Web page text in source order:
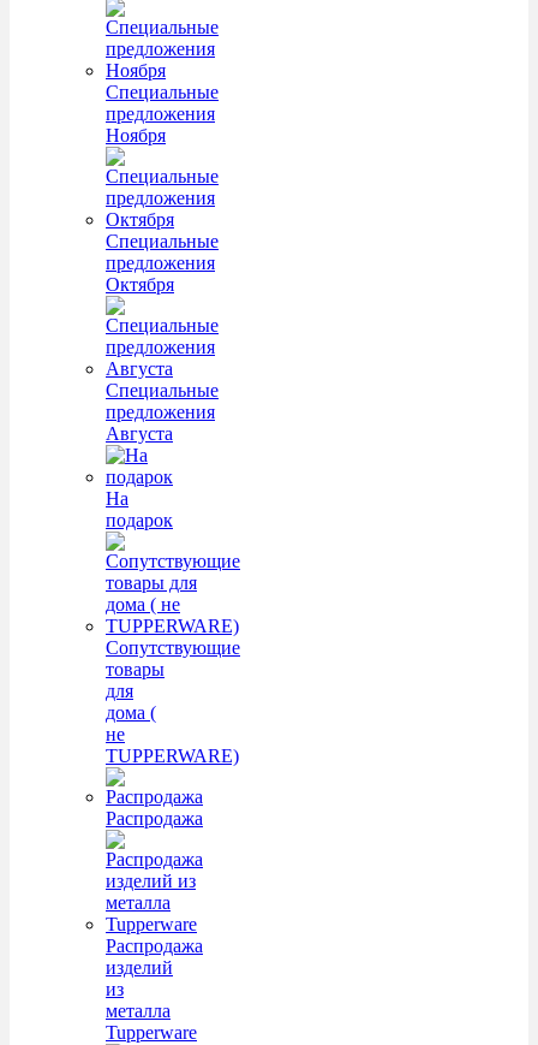
Специальные
предложения
Ноября
Специальные
предложения
Октября
Специальные
предложения
Августа
На
подарок
Сопутствующие
товары
для
дома (
не
TUPPERWARE)
Распродажа
Распродажа
изделий
из
металла
Tupperware